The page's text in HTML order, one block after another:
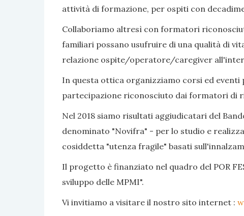
attività di formazione, per ospiti con
Collaboriamo altresì con formatori
familiari possano usufruire di una qualità di
relazione ospite/operatore/caregiver
In questa ottica organizziamo corsi ed eventi
partecipazione riconosciuto dai formatori di
Nel 2018 siamo risultati aggiudicatari del
denominato "Novifra" - per lo studio e
cosiddetta "utenza fragile" basati
Il progetto è finanziato nel quadro del POR
sviluppo delle MPMI".
Vi invitiamo a visitare il nostro sito internet :